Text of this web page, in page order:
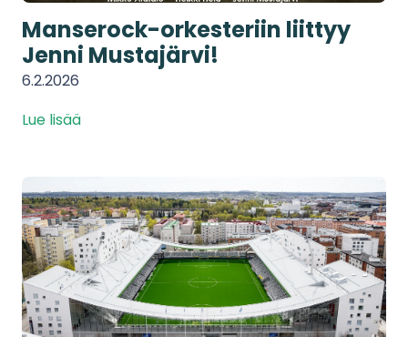
Manserock-orkesteriin liittyy
Jenni Mustajärvi!
6.2.2026
Lue lisää